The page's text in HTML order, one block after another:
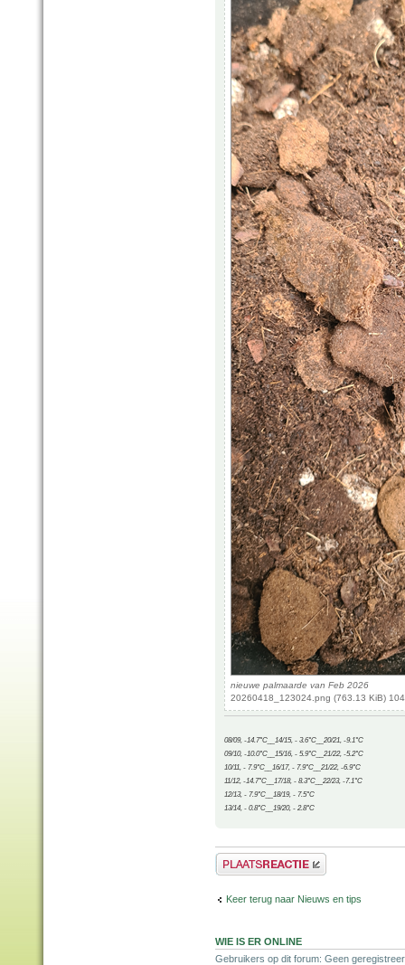
nieuwe palmaarde van Feb 2026
20260418_123024.png (763.13 KiB)
08/09, -14.7°C__14/15, - 3.6°C__20/21, -9.1°C
09/10, -10.0°C__15/16, - 5.9°C__21/22, -5.2°C
10/11, - 7.9°C__16/17, - 7.9°C__21/22, -6.9°C
11/12, -14.7°C__17/18, - 8.3°C__22/23, -7.1°C
12/13, - 7.9°C__18/19, - 7.5°C
13/14, - 0.8°C__19/20, - 2.8°C
Plaats een reactie
Keer terug naar Nieuws en tips
WIE IS ER ONLINE
Gebruikers op dit forum: Geen